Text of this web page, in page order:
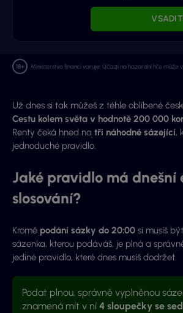
Ministerstvo financí varuje: Účastí na hazardní hře může
Už dnes si tak můžeš z téhle oblíbené
Cestu kolem světa v hodnotě 200 000
Renty čeká hned na tři náhodné sázející,
jednoduché pravidlo.
Jaké pravidlo má dnešní
slosování?
Kromě podání sázky do 20:00 si musíš
sázenka, kterou podáváš, je plná a
jediné pravidlo, které dnes musíš dodržet.
Podat plnou, správně vyplněnou
znamená mít v ní 4 sloupečky se